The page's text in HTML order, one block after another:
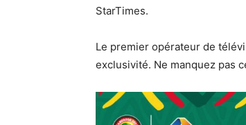
StarTimes.
Le premier opérateur de
exclusivité. Ne manquez pas